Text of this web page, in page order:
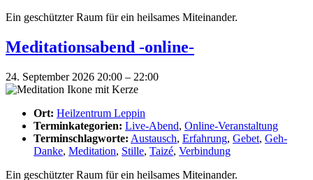
Ein geschützter Raum für ein heilsames Miteinander.
Meditationsabend -online-
24. September 2026 20:00 – 22:00
Ort: Heilzentrum Leppin
Terminkategorien: Live-Abend, Online-Veranstaltung
Terminschlagworte: Austausch, Erfahrung, Gebet, Geh-
Danke, Meditation, Stille, Taizé, Verbindung
Ein geschützter Raum für ein heilsames Miteinander.